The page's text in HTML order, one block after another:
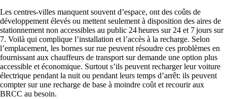
Les centres-villes manquent souvent d’espace, ont des coûts de
développement élevés ou mettent seulement à disposition des aires de
stationnement non accessibles au public 24 heures sur 24 et 7 jours sur
7. Voilà qui complique l’installation et l’accès à la recharge. Selon
l’emplacement, les bornes sur rue peuvent résoudre ces problèmes en
fournissant aux chauffeurs de transport sur demande une option plus
accessible et économique. Surtout s’ils peuvent recharger leur voiture
électrique pendant la nuit ou pendant leurs temps d’arrêt: ils peuvent
compter sur une recharge de base à moindre coût et recourir aux
BRCC au besoin.